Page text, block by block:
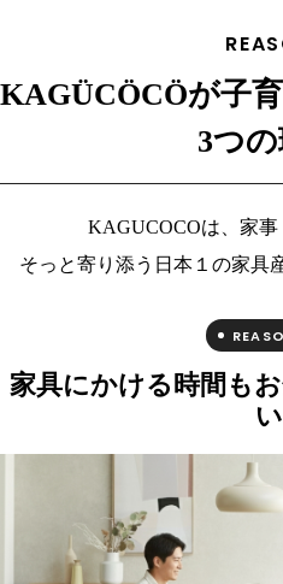
KAGÜCÖCÖが子
3つ
KAGUCOCOは、家事
そっと寄り添う日本１の家具
家具にかける時間も
い